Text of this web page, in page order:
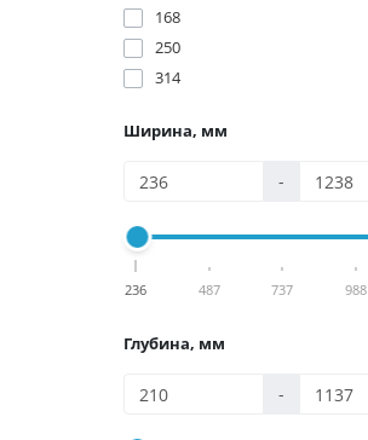
168
250
314
Ширина, мм
-
236 487 737 988
Глубина, мм
-